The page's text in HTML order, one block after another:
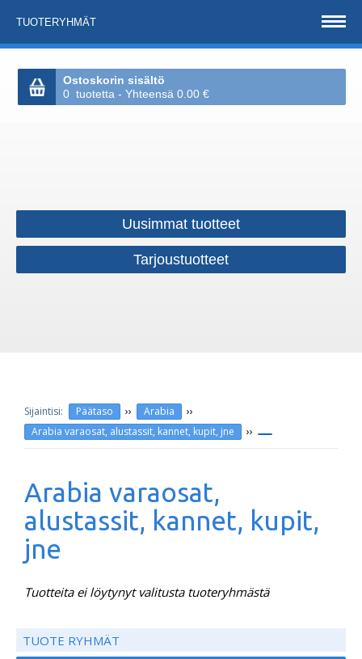
TUOTERYHMÄT
Ostoskorin sisältö
0 tuotetta - Yhteensä 0.00 €
Uusimmat tuotteet
Tarjoustuotteet
Päätaso ›› Arabia ››
Arabia varaosat, alustassit, kannet, kupit, jne ››
Arabia varaosat,
alustassit, kannet, kupit,
jne
Tuotteita ei löytynyt valitusta tuoteryhmästä
TUOTE RYHMÄT